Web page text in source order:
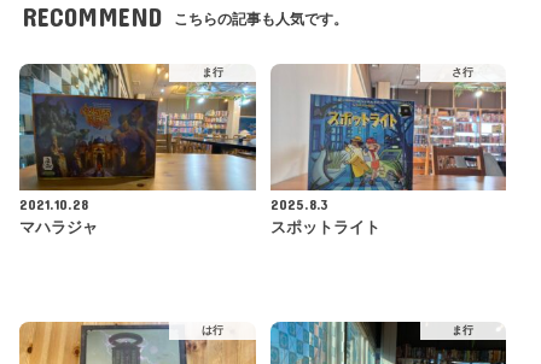
RECOMMEND こちらの記事も人気です。
ま行
2021.10.28
マハラジャ
さ行
2025.8.3
スポットライト
は行 ま行